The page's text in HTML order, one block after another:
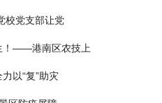
校党支部让党
！——港南区农技上
以“复”助灾